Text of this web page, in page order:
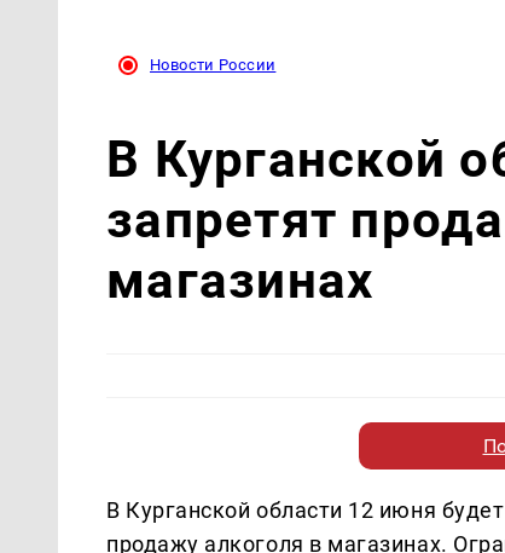
Новости России
В Курганской
запретят
магазинах
В Курганской области 12 июня
продажу алкоголя в магазинах.